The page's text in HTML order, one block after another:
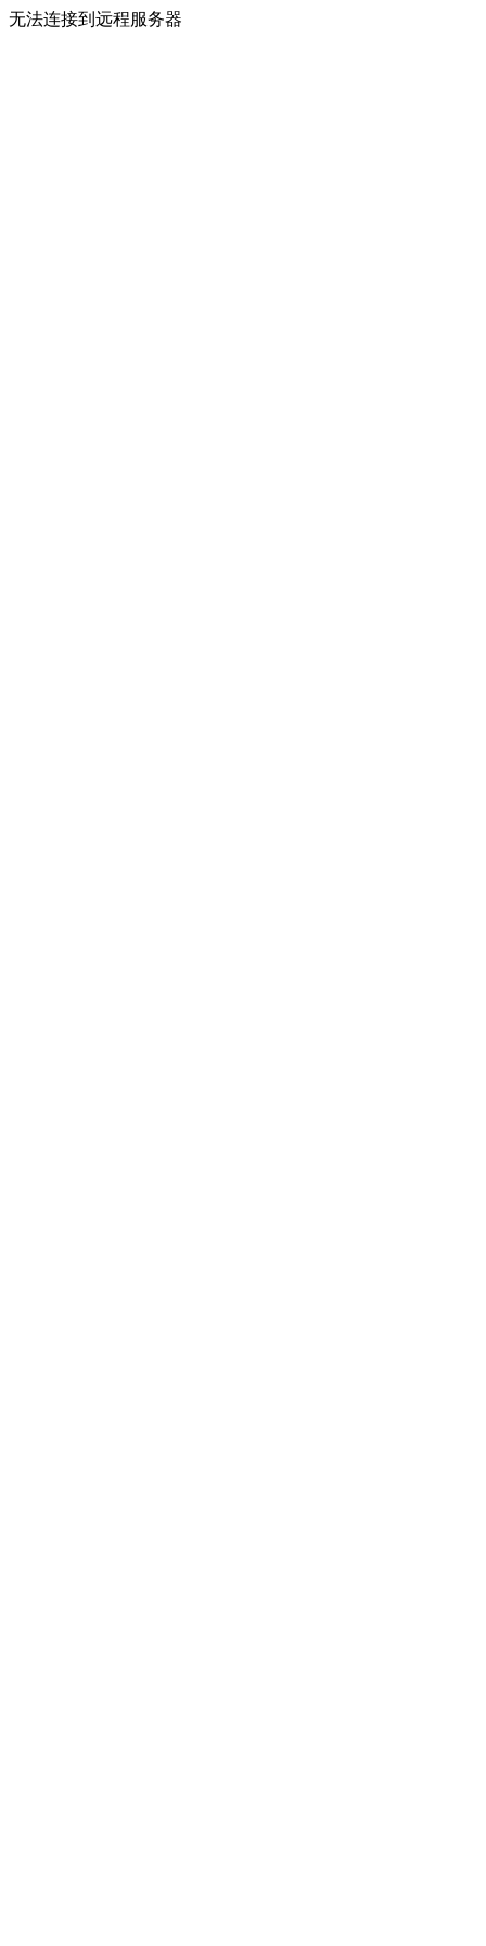
无法连接到远程服务器